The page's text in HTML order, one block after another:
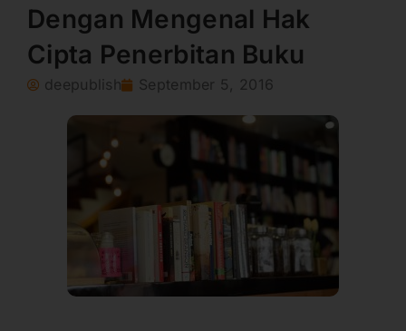
Dengan Mengenal Hak
Cipta Penerbitan Buku
deepublish September 5, 2016